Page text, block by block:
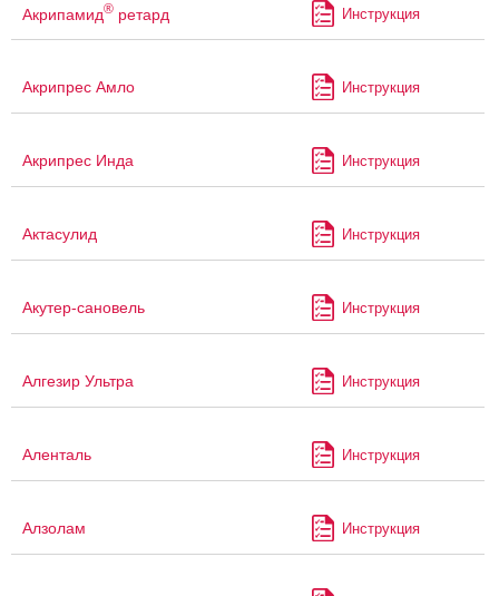
Акрипамид® ретард Инструкция
Акрипрес Амло Инструкция
Акрипрес Инда Инструкция
Актасулид Инструкция
Акутер-сановель Инструкция
Алгезир Ультра Инструкция
Аленталь Инструкция
Алзолам Инструкция